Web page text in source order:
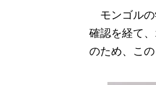
モンゴルの
確認を経て
のため、こ